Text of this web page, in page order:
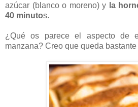
azúcar (blanco o moreno) y la
40 minutos.
¿Qué os parece el aspecto de
manzana? Creo que queda